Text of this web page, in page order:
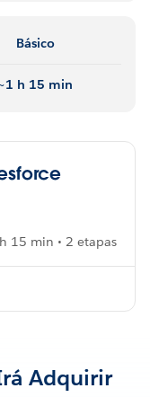
Básico
h 15 min
15 min • 2 etapas
Adquirir